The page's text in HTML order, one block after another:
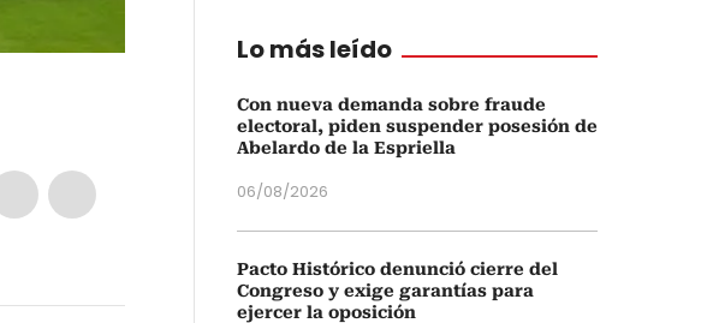
Lo más leído
Con nueva demanda sobre fraude
electoral, piden suspender posesión de
Abelardo de la Espriella
06/08/2026
Pacto Histórico denunció cierre del
Congreso y exige garantías para
ejercer la oposición